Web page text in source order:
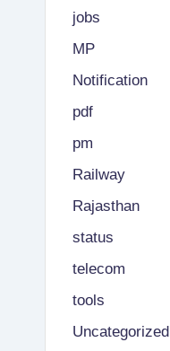
jobs
MP
Notification
pdf
pm
Railway
Rajasthan
status
telecom
tools
Uncategorized